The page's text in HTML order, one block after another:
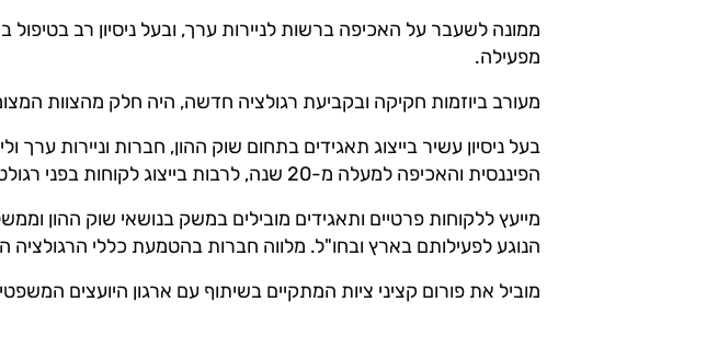
ממונה לשעבר על האכיפה ברשות לניירות ערך, ובעל ניסיון רב
מפעילה.
מעורב ביוזמות חקיקה ובקביעת רגולציה חדשה, היה חלק מהצוות
בעל ניסיון עשיר בייצוג תאגידים בתחום שוק ההון, חברות וניירות
הפיננסית והאכיפה למעלה מ-20 שנה, לרבות בייצוג לקוחות בפני רגולטורים בתחום דיני ניירות ערך ורגולציה פיננסית.
מייעץ ללקוחות פרטיים ותאגידים מובילים במשק בנושאי שוק ההון
הנוגע לפעילותם בארץ ובחו"ל. מלווה חברות בהטמעת כללי הרגולציה
מוביל את פורום קציני ציות המתקיים בשיתוף עם ארגון היועצים